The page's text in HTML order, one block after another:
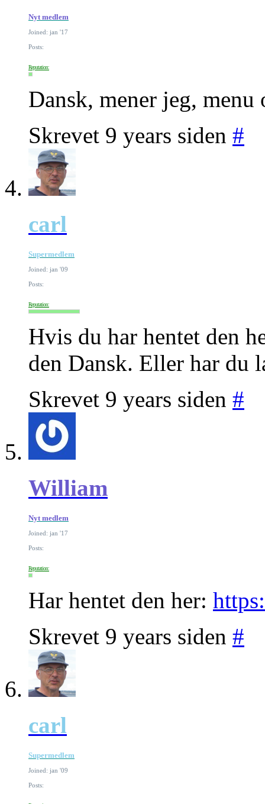
Nyt medlem
Joined: jan '17
Posts:
Reputation:
Dansk, mener jeg, menu
Skrevet 9 years siden #
carl
Supermedlem
Joined: jan '09
Posts:
Reputation:
Hvis du har hentet den
den Dansk. Eller har du
Skrevet 9 years siden #
William
Nyt medlem
Joined: jan '17
Posts:
Reputation:
Har hentet den her:
Skrevet 9 years siden #
carl
Supermedlem
Joined: jan '09
Posts: